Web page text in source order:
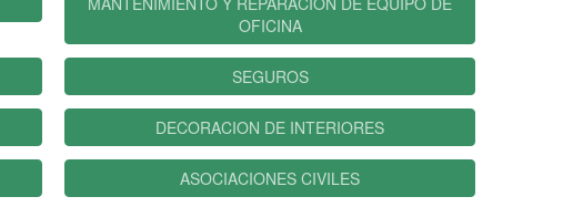
OFICINA
SEGUROS
DECORACION DE INTERIORES
ASOCIACIONES CIVILES